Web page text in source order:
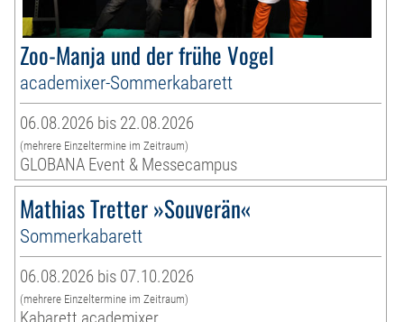
Zoo-Manja und der frühe Vogel
academixer-Sommerkabarett
06.08.2026 bis 22.08.2026
(mehrere Einzeltermine im Zeitraum)
GLOBANA Event & Messecampus
Mathias Tretter »Souverän«
Sommerkabarett
06.08.2026 bis 07.10.2026
(mehrere Einzeltermine im Zeitraum)
Kabarett academixer